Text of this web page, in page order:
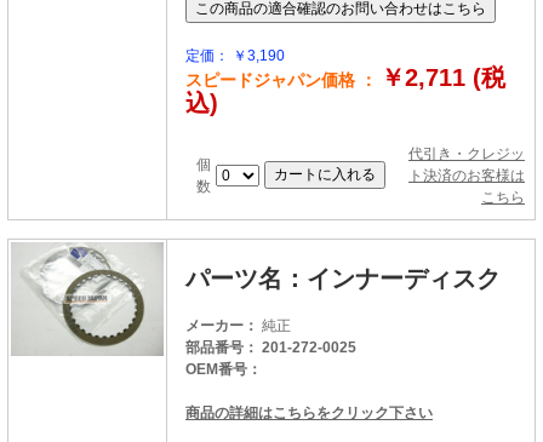
定価： ￥3,190
スピードジャパン価格 ：
￥2,711 (税
込)
個
数
代引き・クレジッ
ト決済のお客様は
こちら
パーツ名：インナーディスク
メーカー： 純正
部品番号： 201-272-0025
OEM番号：
商品の詳細はこちらをクリック下さい